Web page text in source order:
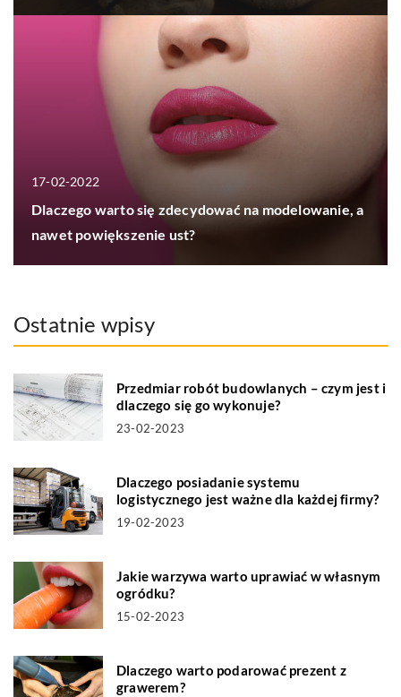
17-02-2022
Dlaczego warto się zdecydować na modelowanie, a
nawet powiększenie ust?
Ostatnie wpisy
Przedmiar robót budowlanych – czym jest i
dlaczego się go wykonuje?
23-02-2023
Dlaczego posiadanie systemu
logistycznego jest ważne dla każdej firmy?
19-02-2023
Jakie warzywa warto uprawiać w własnym
ogródku?
15-02-2023
Dlaczego warto podarować prezent z
grawerem?